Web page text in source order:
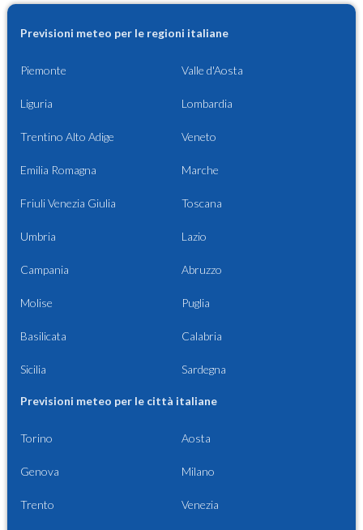
Previsioni meteo per le regioni italiane
Piemonte Valle d'Aosta
Liguria Lombardia
Trentino Alto Adige Veneto
Emilia Romagna Marche
Friuli Venezia Giulia Toscana
Umbria Lazio
Campania Abruzzo
Molise Puglia
Basilicata Calabria
Sicilia Sardegna
Previsioni meteo per le città italiane
Torino Aosta
Genova Milano
Trento Venezia